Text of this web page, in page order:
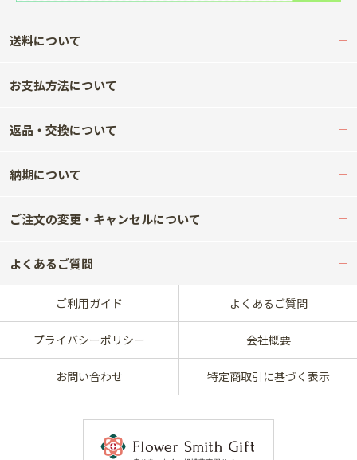
送料について
お支払方法について
返品・交換について
納期について
ご注文の変更・キャンセルについて
よくあるご質問
ご利用ガイド よくあるご質問
プライバシーポリシー 会社概要
お問い合わせ 特定商取引に基づく表示